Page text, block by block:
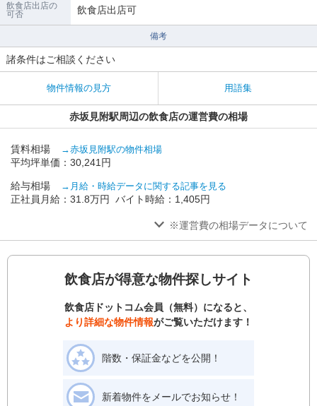
飲食店出店の
可否
飲食店出店可
備考
諸条件はご相談ください
物件情報の見方 用語集
赤坂見附駅周辺の飲食店の運営費の相場
賃料相場 →赤坂見附駅の物件相場
平均坪単価：30,241円
給与相場 →月給・時給データに関する記事を見る
正社員月給：31.8万円 バイト時給：1,405円
※運営費の相場データについて
飲食店が得意な物件探しサイト
飲食店ドットコム会員（無料）になると、
より詳細な物件情報がご覧いただけます！
階数・保証金などを公開！
新着物件をメールでお知らせ！